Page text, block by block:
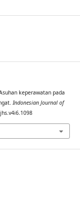
keperawatan pada
Indonesian Journal of